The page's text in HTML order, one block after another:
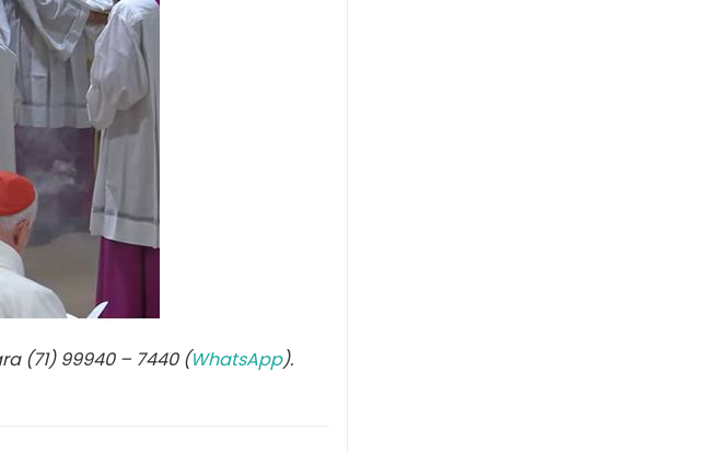
(71) 99940 – 7440 (WhatsApp).